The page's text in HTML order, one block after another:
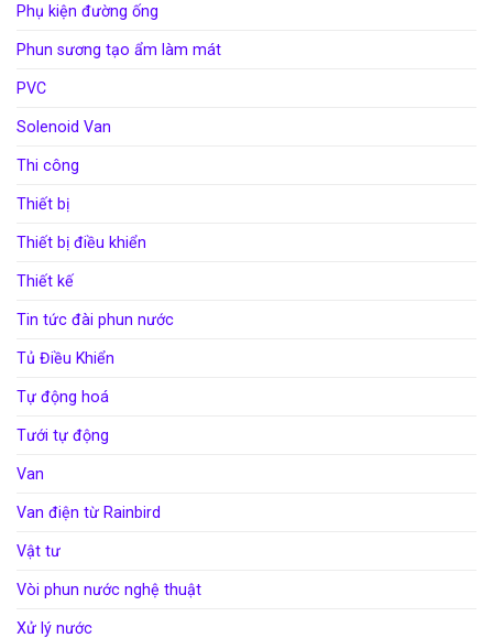
Phụ kiện đường ống
Phun sương tạo ẩm làm mát
PVC
Solenoid Van
Thi công
Thiết bị
Thiết bị điều khiển
Thiết kế
Tin tức đài phun nước
Tủ Điều Khiển
Tự động hoá
Tưới tự động
Van
Van điện từ Rainbird
Vật tư
Vòi phun nước nghệ thuật
Xử lý nước